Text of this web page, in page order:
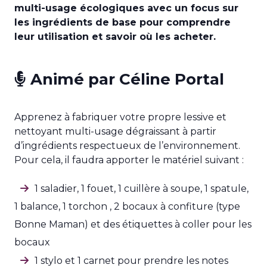
multi-usage écologiques avec un focus sur
les ingrédients de base pour comprendre
leur utilisation et savoir où les acheter.
Animé par Céline Portal
Apprenez à fabriquer votre propre lessive et
nettoyant multi-usage dégraissant à partir
d’ingrédients respectueux de l’environnement.
Pour cela, il faudra apporter le matériel suivant :
1 saladier, 1 fouet, 1 cuillère à soupe, 1 spatule,
1 balance, 1 torchon , 2 bocaux à confiture (type
Bonne Maman) et des étiquettes à coller pour les
bocaux
1 stylo et 1 carnet pour prendre les notes